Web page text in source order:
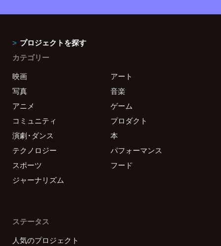
プロジェクトを探す
カテゴリー
映画
アート
写真
音楽
アニメ
ゲーム
コミュニティ
プロダクト
演劇・ダンス
本
テクノロジー
パフォーマンス
スポーツ
フード
ジャーナリズム
ステータス
人気のプロジェクト